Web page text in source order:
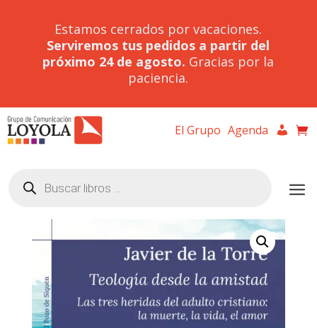
Estamos cerrados por vacaciones.
Serviremos tus pedidos a partir del
próximo 24 de agosto. Gracias por la
paciencia.
El Grupo Agenda
productos